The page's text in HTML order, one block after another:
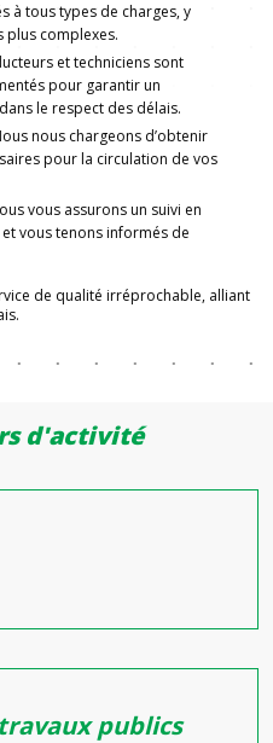
à tous types de charges, y
plus complexes.
et techniciens sont
pour garantir un
le respect des délais.
nous chargeons d’obtenir
pour la circulation de vos
vous assurons un suivi en
vous tenons informés de
de qualité irréprochable, alliant
d'activité
Chez
du secteur
publics